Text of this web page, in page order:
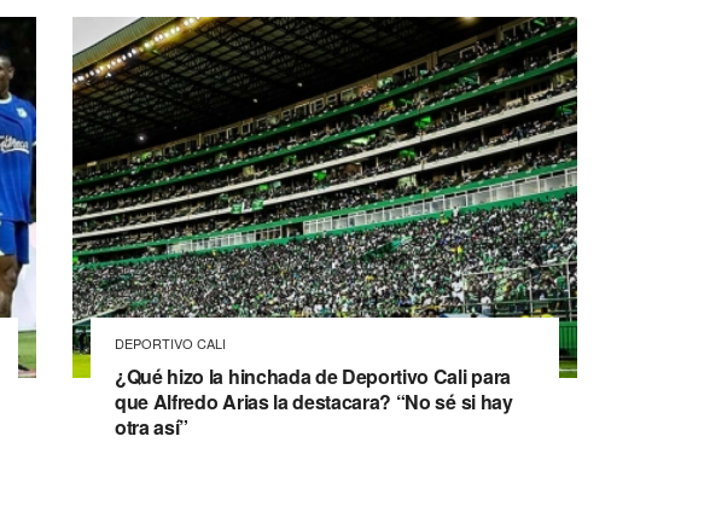
DEPORTIVO CALI
¿Qué hizo la hinchada de Deportivo Cali para
que Alfredo Arias la destacara? “No sé si hay
otra así”